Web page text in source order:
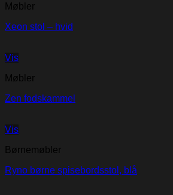
Møbler
Xeon stol – hvid
Vis
Møbler
Zen fodskammel
Vis
Børnemøbler
Ryno børne spisebordsstol, blå